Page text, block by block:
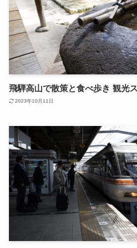
飛騨高山で散策と食べ歩き 観光
2023年10月11日